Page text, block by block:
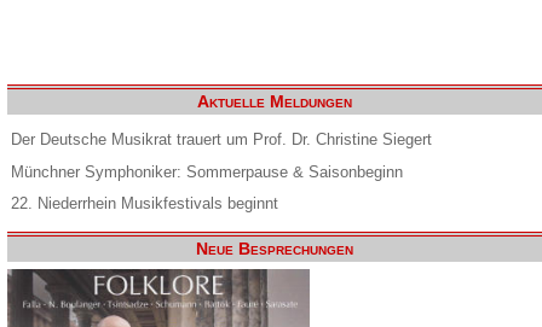
Aktuelle Meldungen
Der Deutsche Musikrat trauert um Prof. Dr. Christine Siegert
Münchner Symphoniker: Sommerpause & Saisonbeginn
22. Niederrhein Musikfestivals beginnt
Neue Besprechungen